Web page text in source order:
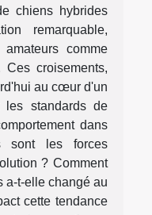
chiens hybrides
remarquable,
comme
croisements,
au cœur d'un
les standards de
dans
sont les forces
? Comment
a-t-elle changé au
cette tendance